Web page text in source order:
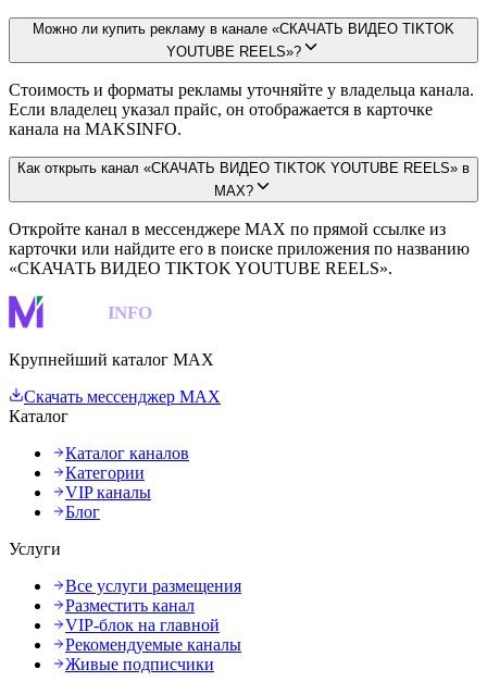
Можно ли купить рекламу в канале «СКАЧАТЬ ВИДЕО TIKTOK
YOUTUBE REELS»?
Стоимость и форматы рекламы уточняйте у владельца канала.
Если владелец указал прайс, он отображается в карточке
канала на MAKSINFO.
Как открыть канал «СКАЧАТЬ ВИДЕО TIKTOK YOUTUBE REELS» в
MAX?
Откройте канал в мессенджере MAX по прямой ссылке из
карточки или найдите его в поиске приложения по названию
«СКАЧАТЬ ВИДЕО TIKTOK YOUTUBE REELS».
INFO
Крупнейший каталог MAX
Скачать мессенджер MAX
Каталог
Каталог каналов
Категории
VIP каналы
Блог
Услуги
Все услуги размещения
Разместить канал
VIP-блок на главной
Рекомендуемые каналы
Живые подписчики